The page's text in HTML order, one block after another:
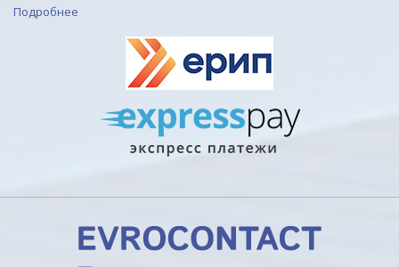
Подробнее